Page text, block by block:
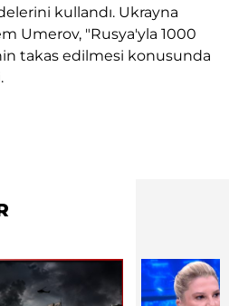
kullandı. Ukrayna
Umerov, "Rusya'yla 1000
takas edilmesi konusunda